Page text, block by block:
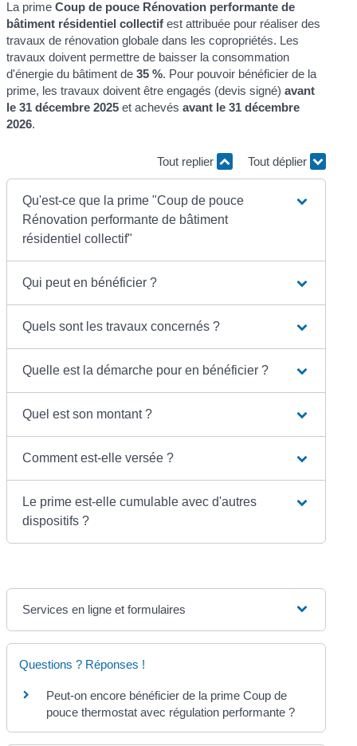
La primeCoup de pouce Rénovation performante de
bâtiment résidentiel collectif est attribuée pour réaliser des
travaux de rénovation globale dans les copropriétés. Les
travaux doivent permettre de baisser la consommation
d'énergie du bâtiment de35 %. Pour pouvoir bénéficier de la
prime, les travaux doivent être engagés (devis signé)avant
le 31 décembre 2025 et achevésavant le 31 décembre
2026.
Tout replier Tout déplier
Qu'est-ce que la prime "Coup de pouce
Rénovation performante de bâtiment
résidentiel collectif"
Qui peut en bénéficier ?
Quels sont les travaux concernés ?
Quelle est la démarche pour en bénéficier ?
Quel est son montant ?
Comment est-elle versée ?
Le prime est-elle cumulable avec d'autres
dispositifs ?
Services en ligne et formulaires
Questions ? Réponses !
Peut-on encore bénéficier de la prime Coup de
pouce thermostat avec régulation performante ?